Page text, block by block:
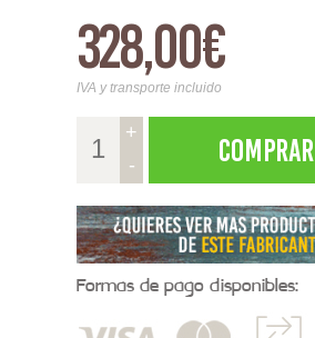
328,00€
IVA y transporte incluido
+
-
Comprar
Formas de pago disponibles: